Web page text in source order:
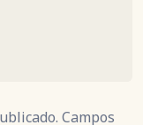
Campos